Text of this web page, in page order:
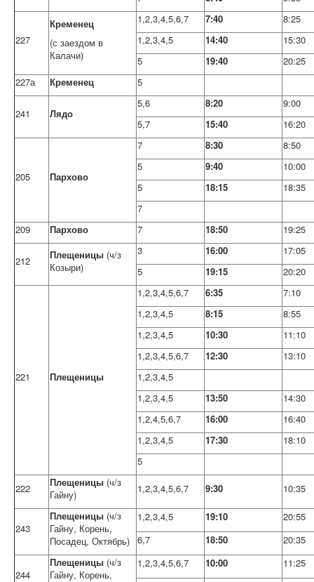
227
Кременец
(с заездом в
Калачи)
1,2,3,4,5,6,7 7:40
8:25
1,2,3,4,5
14:40
15:30
5
19:40
20:25
227а
Кременец 5
241 Лядо
5,6 8:20
9:00
5,7
15:40 16:20
205 Пархово
7 8:30
8:50
5
9:40
10:00
5
18:15
18:35
7
209
Пархово 7 18:50 19:25
212 Плещеницы (ч/з
Козыри)
3 16:00
17:05
5
19:15 20:20
221 Плещеницы
1,2,3,4,5,6,7 6:35
7:10
1,2,3,4,5
8:15
8:55
1,2,3,4,5
10:30
11:10
1,2,3,4,5,6,7
12:30
13:10
1,2,3,4,5
1,2,3,4,5
13:50
14:30
1,2,4,5,6,7
16:00
16:40
1,2,3,4,5
17:30
18:10
5
222 Плещеницы (ч/з
Гайну)
1,2,3,4,5,6,7 9:30 10:35
243
Плещеницы (ч/з
Гайну, Корень,
Посадец, Октябрь)
1,2,3,4,5 19:10
20:55
6,7
18:50 20:35
244
Плещеницы (ч/з
Гайну, Корень,
1,2,3,4,5,6,7 10:00
11:25